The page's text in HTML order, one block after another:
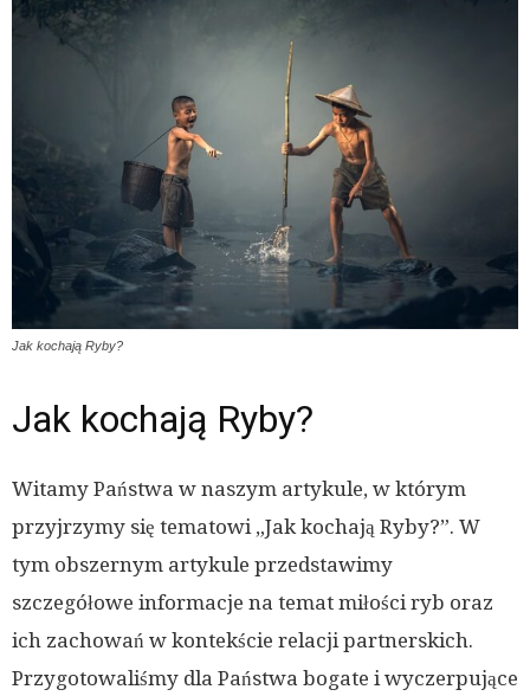
Jak kochają Ryby?
Jak kochają Ryby?
Witamy Państwa w naszym artykule, w którym
przyjrzymy się tematowi „Jak kochają Ryby?”. W
tym obszernym artykule przedstawimy
szczegółowe informacje na temat miłości ryb oraz
ich zachowań w kontekście relacji partnerskich.
Przygotowaliśmy dla Państwa bogate i wyczerpujące